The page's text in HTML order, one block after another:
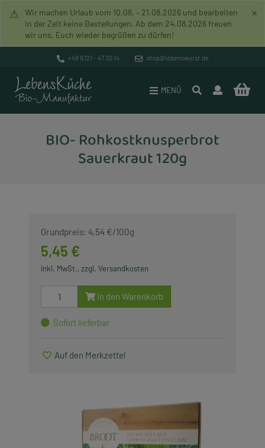
⚠
Wir machen Urlaub vom 10.08. – 21.08.2026 und bearbeiten
in der Zeit keine Bestellungen. Ab dem 24.08.2026 freuen
wir uns, Euch wieder begrüßen zu dürfen!
×
+49 9721 – 47 30 14 shop@lebenswurst.de
MENÜ
BIO- Rohkostknusperbrot
Sauerkraut 120g
Grundpreis: 4,54 €/100g
5,45 €
inkl. MwSt., zzgl. Versandkosten
In den Warenkorb
Sofort lieferbar
Auf den Merkzettel
Pakete
Brotaufstriche
Lebenswurst
Rohkost (Vegan)
Glutenfreie Artikel
Versand & Zahlung
Datenschutz
Widerrufsrecht
Bio-Manufaktur
Mission
Unverpacktladen
Geschichte
Händlerverzeichnis